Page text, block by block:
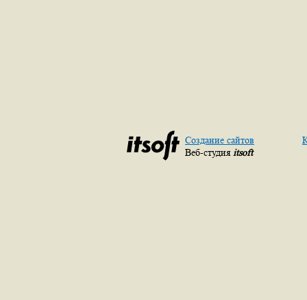
Создание сайтов
Веб-студия itsoft